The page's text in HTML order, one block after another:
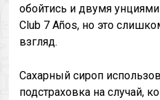
обойтись и двумя унциями
Club 7 Años, но это
взгляд.
Сахарный сироп
подстраховка на случай,